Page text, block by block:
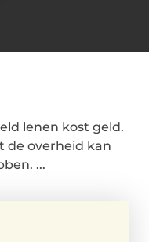
lenen kost geld.
de overheid kan
...